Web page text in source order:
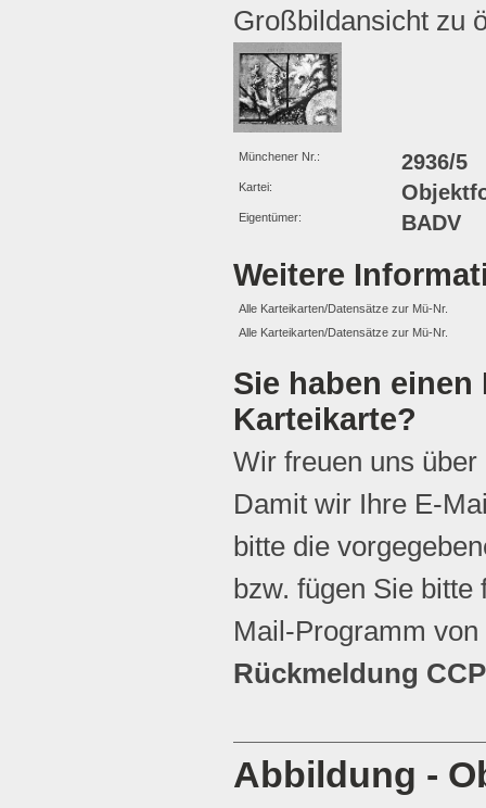
Großbildansicht zu
Münchener Nr.: 2936/5
Kartei:
Eigentümer: BADV
Weitere
Alle Karteikarten/Datensätze zur Mü-Nr.
Alle Karteikarten/Datensätze zur Mü-Nr.
Sie haben
Karteikarte?
Wir freuen uns
Damit wir Ihre E-
bitte die
bzw. fügen Sie
Mail-Programm
Rückmeldung
Abbildung -